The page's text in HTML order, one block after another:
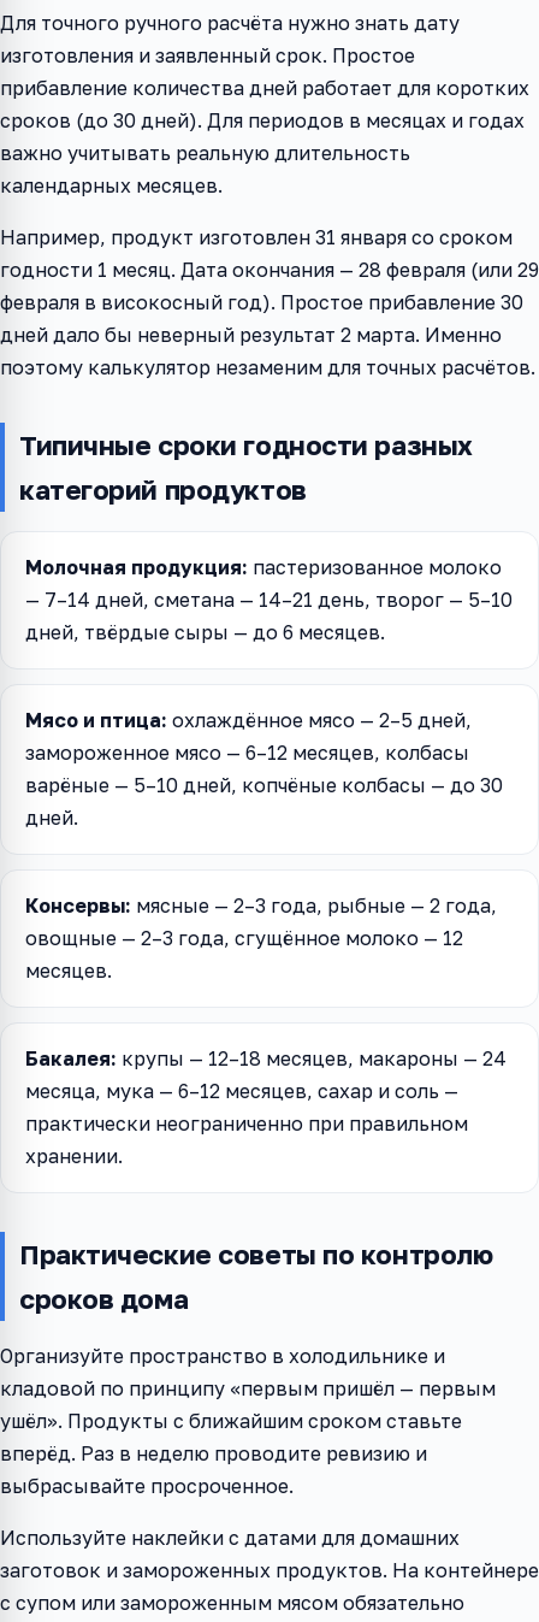
Для точного ручного расчёта нужно знать дату
изготовления и заявленный срок. Простое
прибавление количества дней работает для коротких
сроков (до 30 дней). Для периодов в месяцах и годах
важно учитывать реальную длительность
календарных месяцев.
Например, продукт изготовлен 31 января со сроком
годности 1 месяц. Дата окончания — 28 февраля (или 29
февраля в високосный год). Простое прибавление 30
дней дало бы неверный результат 2 марта. Именно
поэтому калькулятор незаменим для точных расчётов.
Типичные сроки годности разных
категорий продуктов
Молочная продукция: пастеризованное молоко
— 7–14 дней, сметана — 14–21 день, творог — 5–10
дней, твёрдые сыры — до 6 месяцев.
Мясо и птица: охлаждённое мясо — 2–5 дней,
замороженное мясо — 6–12 месяцев, колбасы
варёные — 5–10 дней, копчёные колбасы — до 30
дней.
Консервы: мясные — 2–3 года, рыбные — 2 года,
овощные — 2–3 года, сгущённое молоко — 12
месяцев.
Бакалея: крупы — 12–18 месяцев, макароны — 24
месяца, мука — 6–12 месяцев, сахар и соль —
практически неограниченно при правильном
хранении.
Практические советы по контролю
сроков дома
Организуйте пространство в холодильнике и
кладовой по принципу «первым пришёл — первым
ушёл». Продукты с ближайшим сроком ставьте
вперёд. Раз в неделю проводите ревизию и
выбрасывайте просроченное.
Используйте наклейки с датами для домашних
заготовок и замороженных продуктов. На контейнере
с супом или замороженным мясом обязательно